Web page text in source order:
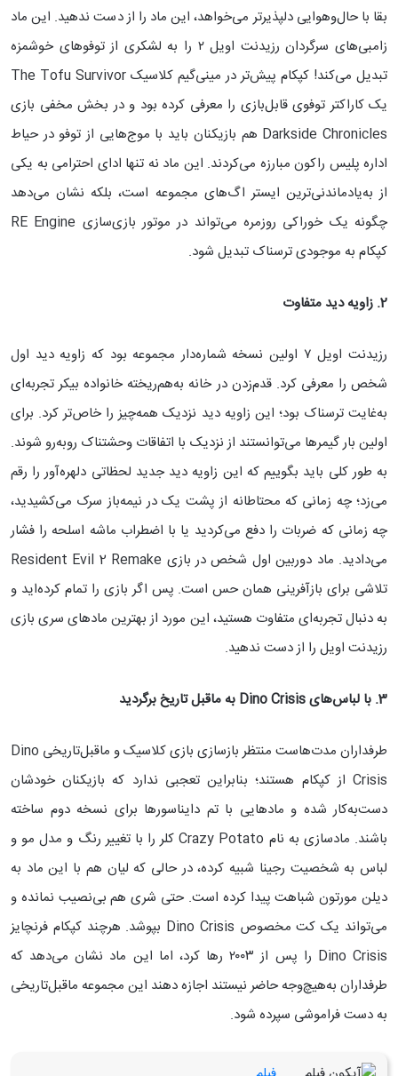
بقا با حال‌وهوایی دلپذیرتر می‌خواهد، این ماد را از دست ندهید. این ماد
زامبی‌های سرگردان رزیدنت اویل ۲ را به لشکری از توفوهای خوشمزه
تبدیل می‌کند! کپکام پیش‌تر در مینی‌گیم کلاسیک The Tofu Survivor
یک کاراکتر توفوی قابل‌بازی را معرفی کرده بود و در بخش مخفی بازی
Darkside Chronicles هم بازیکنان باید با موج‌هایی از توفو در حیاط
اداره پلیس راکون مبارزه می‌کردند. این ماد نه تنها ادای احترامی به یکی
از به‌یادماندنی‌ترین ایستر اگ‌های مجموعه است، بلکه نشان می‌دهد
چگونه یک خوراکی روزمره می‌تواند در موتور بازی‌سازی RE Engine
کپکام به موجودی ترسناک تبدیل شود.
2. زاویه دید متفاوت
رزیدنت اویل ۷ اولین نسخه شماره‌دار مجموعه بود که زاویه دید اول
شخص را معرفی کرد. قدم‌زدن در خانه به‌هم‌ریخته خانواده بیکر تجربه‌ای
به‌غایت ترسناک بود؛ این زاویه دید نزدیک همه‌چیز را خاص‌تر کرد. برای
اولین بار گیمرها می‌توانستند از نزدیک با اتفاقات وحشتناک روبه‌رو شوند.
به طور کلی باید بگوییم که این زاویه دید جدید لحظاتی دلهره‌آور را رقم
می‌زد؛ چه زمانی که محتاطانه از پشت یک در نیمه‌باز سرک می‌کشیدید،
چه زمانی که ضربات را دفع می‌کردید یا با اضطراب ماشه اسلحه را فشار
می‌دادید. ماد دوربین اول شخص در بازی Resident Evil 2 Remake
تلاشی برای بازآفرینی همان حس است. پس اگر بازی را تمام کرده‌اید و
به دنبال تجربه‌ای متفاوت هستید، این مورد از بهترین مادهای سری بازی
رزیدنت اویل را از دست ندهید.
3. با لباس‌های Dino Crisis به ماقبل تاریخ برگردید
طرفداران مدت‌هاست منتظر بازسازی بازی کلاسیک و ماقبل‌تاریخی Dino
Crisis از کپکام هستند؛ بنابراین تعجبی ندارد که بازیکنان خودشان
دست‌به‌کار شده و مادهایی با تم دایناسورها برای نسخه دوم ساخته
باشند. مادسازی به نام Crazy Potato کلر را با تغییر رنگ و مدل مو و
لباس به شخصیت رجینا شبیه کرده، در حالی که لیان هم با این ماد به
دیلن مورتون شباهت پیدا کرده است. حتی شری هم بی‌نصیب نمانده و
می‌تواند یک کت مخصوص Dino Crisis بپوشد. هرچند کپکام فرنچایز
Dino Crisis را پس از ۲۰۰۳ رها کرد، اما این ماد نشان می‌دهد که
طرفداران به‌هیچ‌وجه حاضر نیستند اجازه دهند این مجموعه ماقبل‌تاریخی
به دست فراموشی سپرده شود.